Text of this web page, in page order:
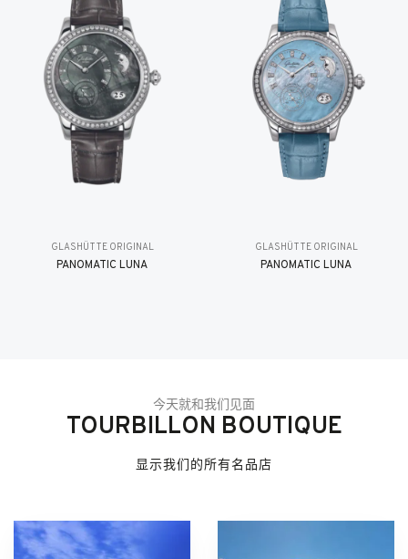
GLASHÜTTE ORIGINAL
PANOMATIC LUNA
GLASHÜTTE ORIGINAL
PANOMATIC LUNA
今天就和我们见面
TOURBILLON BOUTIQUE
显示我们的所有名品店